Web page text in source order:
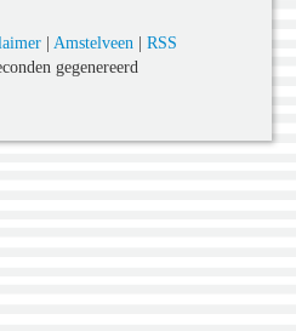
| Amstelveen| RSS
gegenereerd